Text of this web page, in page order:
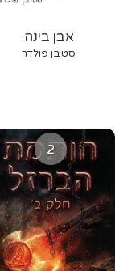
אבן בינה
סטיבן פולדר
2